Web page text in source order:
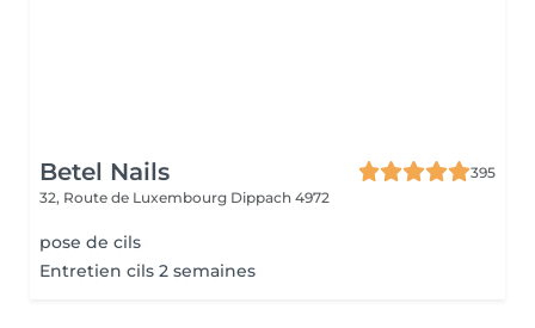
Betel Nails
395
32, Route de Luxembourg Dippach 4972
pose de cils
Entretien cils 2 semaines